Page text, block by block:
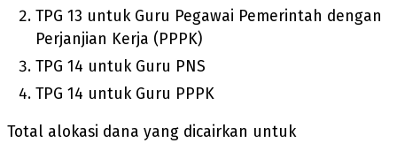
TPG 13 untuk Guru Pegawai Pemerintah dengan
Perjanjian Kerja (PPPK)
TPG 14 untuk Guru PNS
TPG 14 untuk Guru PPPK
Total alokasi dana yang dicairkan untuk